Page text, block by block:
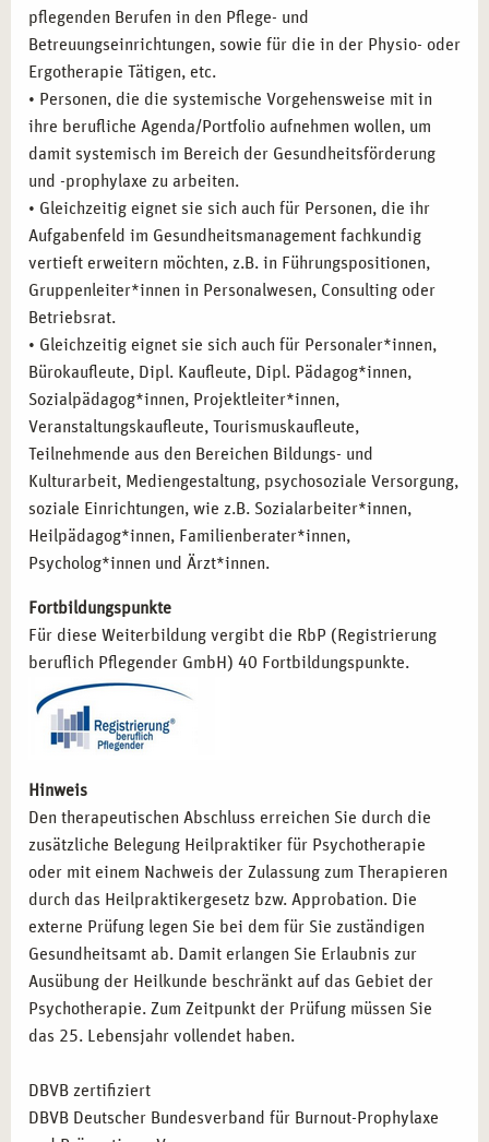
pflegenden Berufen in den Pflege- und
Betreuungseinrichtungen, sowie für die in der Physio- oder
Ergotherapie Tätigen, etc.
• Personen, die die systemische Vorgehensweise mit in
ihre berufliche Agenda/Portfolio aufnehmen wollen, um
damit systemisch im Bereich der Gesundheitsförderung
und -prophylaxe zu arbeiten.
• Gleichzeitig eignet sie sich auch für Personen, die ihr
Aufgabenfeld im Gesundheitsmanagement fachkundig
vertieft erweitern möchten, z.B. in Führungspositionen,
Gruppenleiter*innen in Personalwesen, Consulting oder
Betriebsrat.
• Gleichzeitig eignet sie sich auch für Personaler*innen,
Bürokaufleute, Dipl. Kaufleute, Dipl. Pädagog*innen,
Sozialpädagog*innen, Projektleiter*innen,
Veranstaltungskaufleute, Tourismuskaufleute,
Teilnehmende aus den Bereichen Bildungs- und
Kulturarbeit, Mediengestaltung, psychosoziale Versorgung,
soziale Einrichtungen, wie z.B. Sozialarbeiter*innen,
Heilpädagog*innen, Familienberater*innen,
Psycholog*innen und Ärzt*innen.
Fortbildungspunkte
Für diese Weiterbildung vergibt die RbP (Registrierung
beruflich Pflegender GmbH) 40 Fortbildungspunkte.
Hinweis
Den therapeutischen Abschluss erreichen Sie durch die
zusätzliche Belegung Heilpraktiker für Psychotherapie
oder mit einem Nachweis der Zulassung zum Therapieren
durch das Heilpraktikergesetz bzw. Approbation. Die
externe Prüfung legen Sie bei dem für Sie zuständigen
Gesundheitsamt ab. Damit erlangen Sie Erlaubnis zur
Ausübung der Heilkunde beschränkt auf das Gebiet der
Psychotherapie. Zum Zeitpunkt der Prüfung müssen Sie
das 25. Lebensjahr vollendet haben.
DBVB zertifiziert
DBVB Deutscher Bundesverband für Burnout-Prophylaxe